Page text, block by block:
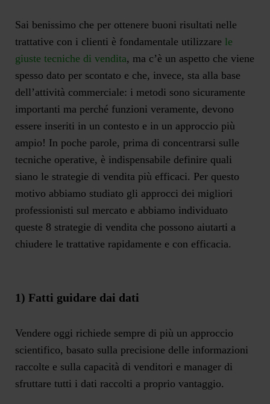
Sai benissimo che per ottenere buoni risultati nelle
trattative con i clienti è fondamentale utilizzare le
giuste tecniche di vendita, ma c’è un aspetto che viene
spesso dato per scontato e che, invece, sta alla base
dell’attività commerciale: i metodi sono sicuramente
importanti ma perché funzioni veramente, devono
essere inseriti in un contesto e in un approccio più
ampio! In poche parole, prima di concentrarsi sulle
tecniche operative, è indispensabile definire quali
siano le strategie di vendita più efficaci. Per questo
motivo abbiamo studiato gli approcci dei migliori
professionisti sul mercato e abbiamo individuato
queste 8 strategie di vendita che possono aiutarti a
chiudere le trattative rapidamente e con efficacia.
1) Fatti guidare dai dati
Vendere oggi richiede sempre di più un approccio
scientifico, basato sulla precisione delle informazioni
raccolte e sulla capacità di venditori e manager di
sfruttare tutti i dati raccolti a proprio vantaggio.